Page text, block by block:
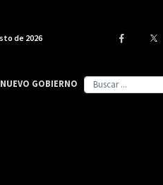
de 2026
NUEVO GOBIERNO